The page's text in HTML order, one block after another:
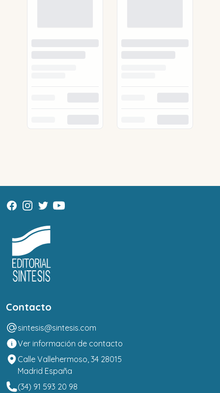
Contacto
sintesis@sintesis.com
Ver información de contacto
Calle Vallehermoso, 34 28015
Madrid España
(34) 91 593 20 98